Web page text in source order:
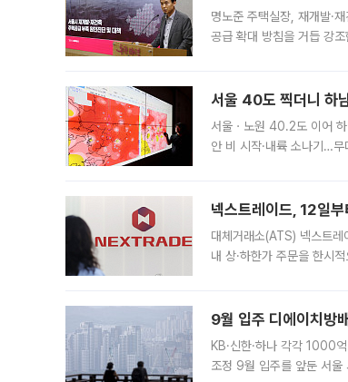
명노준 주택실장, 재개발·
공급 확대 방침을 거듭 강
서울 40도 찍더니
서울ㆍ노원 40.2도 이어
안 비 시작·내륙 소나기…
넥스트레이드, 12일부
대체거래소(ATS) 넥스트
내 상·하한가 주문을 한시
9월 입주 디에이치방
KB·신한·하나 각각 1000
조정 9월 입주를 앞둔 서울